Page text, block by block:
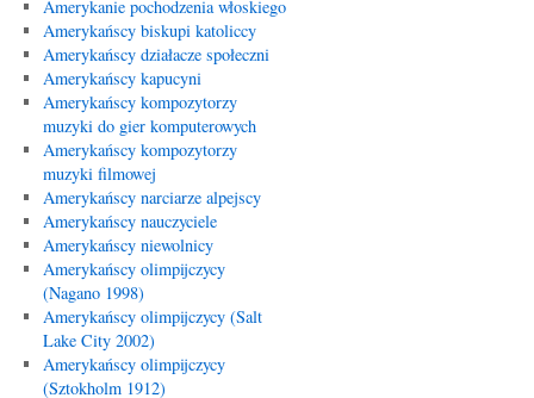
Amerykanie pochodzenia włoskiego
Amerykańscy biskupi katoliccy
Amerykańscy działacze społeczni
Amerykańscy kapucyni
Amerykańscy kompozytorzy
muzyki do gier komputerowych
Amerykańscy kompozytorzy
muzyki filmowej
Amerykańscy narciarze alpejscy
Amerykańscy nauczyciele
Amerykańscy niewolnicy
Amerykańscy olimpijczycy
(Nagano 1998)
Amerykańscy olimpijczycy (Salt
Lake City 2002)
Amerykańscy olimpijczycy
(Sztokholm 1912)